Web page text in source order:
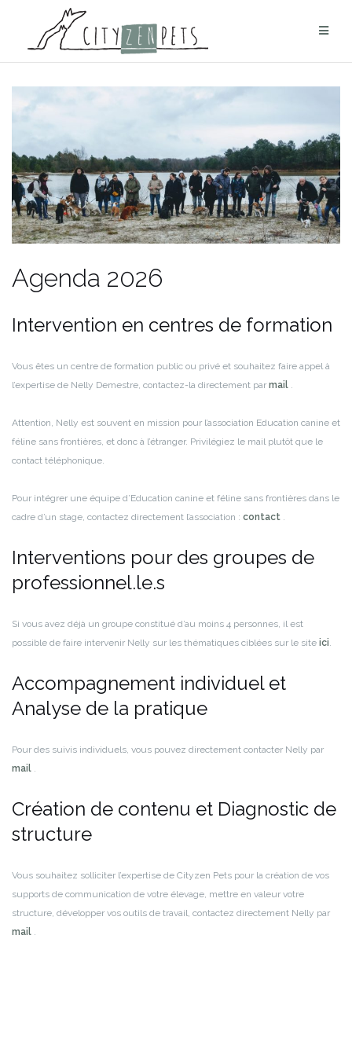
contenu
Agenda 2026
Intervention en centres de formation
Vous êtes un centre de formation public ou privé et souhaitez faire appel à
l’expertise de Nelly Demestre, contactez-la directement par mail .
Attention, Nelly est souvent en mission pour l’association Education canine et
féline sans frontières, et donc à l’étranger. Privilégiez le mail plutôt que le
contact téléphonique.
Pour intégrer une équipe d’Education canine et féline sans frontières dans le
cadre d’un stage, contactez directement l’association : contact .
Interventions pour des groupes de
professionnel.le.s
Si vous avez déjà un groupe constitué d’au moins 4 personnes, il est
possible de faire intervenir Nelly sur les thématiques ciblées sur le site ici.
Accompagnement individuel et
Analyse de la pratique
Pour des suivis individuels, vous pouvez directement contacter Nelly par
mail .
Création de contenu et Diagnostic de
structure
Vous souhaitez solliciter l’expertise de Cityzen Pets pour la création de vos
supports de communication de votre élevage, mettre en valeur votre
structure, développer vos outils de travail, contactez directement Nelly par
mail .